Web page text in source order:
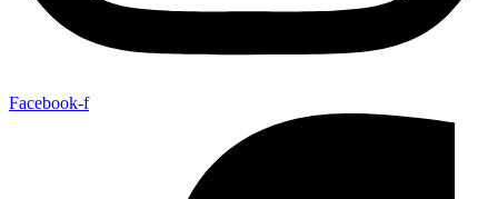
Facebook-f